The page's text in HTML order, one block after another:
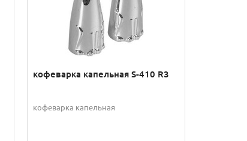
кофеварка капельная S-410 R3
кофеварка капельная